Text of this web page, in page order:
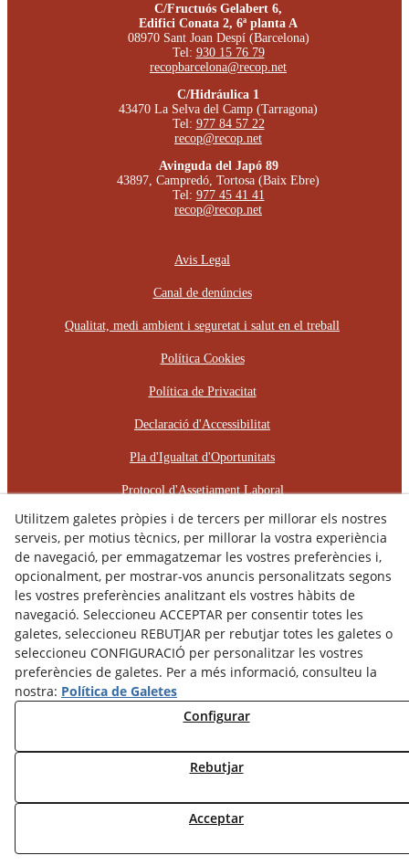
C/Fructuós Gelabert 6,
Edifici Conata 2, 6ª planta A
08970 Sant Joan Despí (Barcelona)
Tel: 930 15 76 79
recopbarcelona@recop.net
C/Hidráulica 1
43470 La Selva del Camp (Tarragona)
Tel: 977 84 57 22
recop@recop.net
Avinguda del Japó 89
43897, Campredó, Tortosa (Baix Ebre)
Tel: 977 45 41 41
recop@recop.net
Avis Legal
Canal de denúncies
Qualitat, medi ambient i seguretat i salut en el treball
Política Cookies
Política de Privacitat
Declaració d'Accessibilitat
Pla d'Igualtat d'Oportunitats
Protocol d'Assetjament Laboral
© 08/2026 RÈCOP RESTAURACIONS
ARQUITECTÒNIQUES, S.L. - Tots els drets reservats.
Utilitzem galetes pròpies i de tercers per millorar els nostres
serveis, per motius tècnics, per millorar la vostra experiència
de navegació, per emmagatzemar les vostres preferències i,
opcionalment, per mostrar-vos anuncis personalitzats segons
les vostres preferències analitzant els vostres hàbits de
navegació. Seleccioneu ACCEPTAR per consentir totes les
galetes, seleccioneu REBUTJAR per rebutjar totes les galetes o
seleccioneu CONFIGURACIÓ per personalitzar les vostres
preferències de galetes. Per a més informació, consulteu la
nostra: Política de Galetes
Configurar
Rebutjar
Acceptar